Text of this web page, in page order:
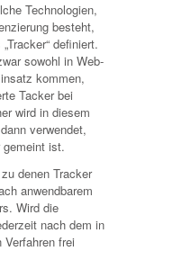
Technologien,
besteht,
definiert.
sowohl in Web-
kommen,
Tacker bei
wird in diesem
verwendet,
ist.
denen Tracker
anwendbarem
Wird die
nach dem in
frei